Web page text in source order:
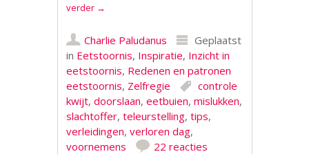
verder →
Charlie Paludanus
Geplaatst
in Eetstoornis, Inspiratie, Inzicht in
eetstoornis, Redenen en patronen
eetstoornis, Zelfregie
controle
kwijt,doorslaan,eetbuien,mislukken,
slachtoffer,teleurstelling,tips,
verleidingen,verloren dag,
voornemens
22 reacties